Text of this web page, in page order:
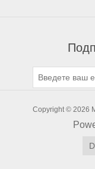
Copyright © 2026